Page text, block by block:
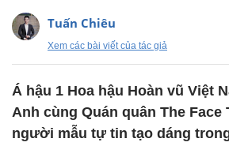
Tuấn Chiêu
Xem các bài viết của tác giả
Á hậu 1 Hoa hậu Hoàn vũ Việt
Anh cùng Quán quân The Face
người mẫu tự tin tạo dáng